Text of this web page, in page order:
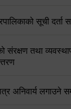
सूची दर्ता
संरक्षण तथा
अनिवार्य लगाउने